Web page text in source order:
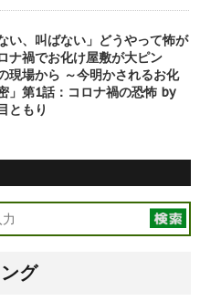
い、叫ばない」どうやって怖が
ナ禍でお化け屋敷が大ピン
現場から ～今明かされるお化
」第1話：コロナ禍の恐怖 by
ともり
グ